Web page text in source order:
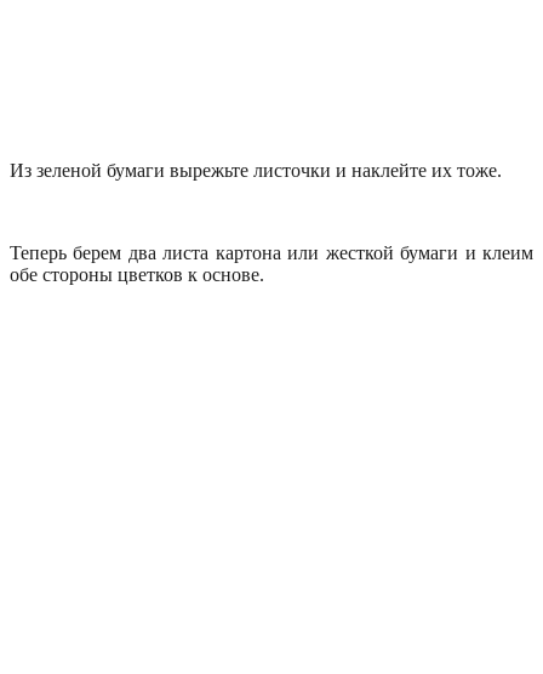
Из зеленой бумаги вырежьте листочки и наклейте их тоже.
Теперь берем два листа картона или жесткой бумаги и клеим
обе стороны цветков к основе.